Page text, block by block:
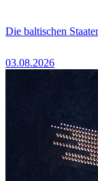
Die baltischen
03.08.2026